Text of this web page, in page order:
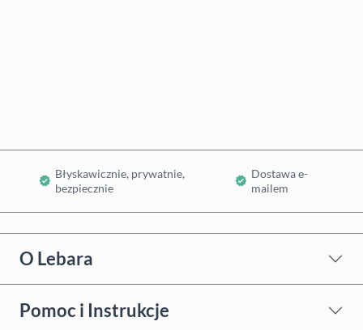
Błyskawicznie, prywatnie,
bezpiecznie
Dostawa e-
mailem
O Lebara
Pomoc i Instrukcje